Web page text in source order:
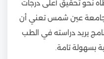
نحو تحقيق أعلى درجات
جامعة عين شمس تعني أن
يريد دراسته في الطب
تامة.